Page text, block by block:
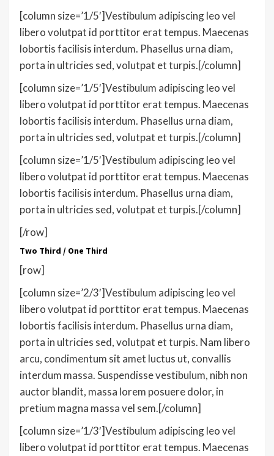
[column size=’1/5′]Vestibulum adipiscing leo vel
libero volutpat id porttitor erat tempus. Maecenas
lobortis facilisis interdum. Phasellus urna diam,
porta in ultricies sed, volutpat et turpis.[/column]
[column size=’1/5′]Vestibulum adipiscing leo vel
libero volutpat id porttitor erat tempus. Maecenas
lobortis facilisis interdum. Phasellus urna diam,
porta in ultricies sed, volutpat et turpis.[/column]
[column size=’1/5′]Vestibulum adipiscing leo vel
libero volutpat id porttitor erat tempus. Maecenas
lobortis facilisis interdum. Phasellus urna diam,
porta in ultricies sed, volutpat et turpis.[/column]
[/row]
Two Third / One Third
[row]
[column size=’2/3′]Vestibulum adipiscing leo vel
libero volutpat id porttitor erat tempus. Maecenas
lobortis facilisis interdum. Phasellus urna diam,
porta in ultricies sed, volutpat et turpis. Nam libero
arcu, condimentum sit amet luctus ut, convallis
interdum massa. Suspendisse vestibulum, nibh non
auctor blandit, massa lorem posuere dolor, in
pretium magna massa vel sem.[/column]
[column size=’1/3′]Vestibulum adipiscing leo vel
libero volutpat id porttitor erat tempus. Maecenas